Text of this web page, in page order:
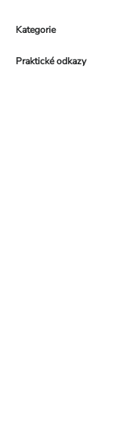
Kategorie
Praktické odkazy